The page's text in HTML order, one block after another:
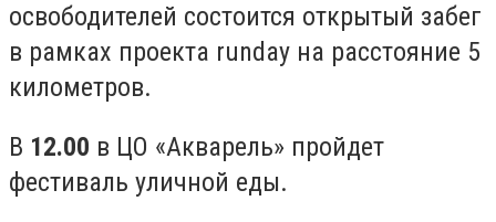
освободителей состоится открытый забег
в рамках проекта runday на расстояние 5
километров.
В 12.00 в ЦО «Акварель» пройдет
фестиваль уличной еды.